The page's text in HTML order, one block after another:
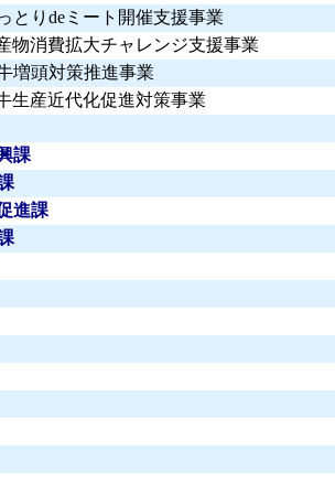
とりdeミート開催支援事業
物消費拡大チャレンジ支援事業
増頭対策推進事業
生産近代化促進対策事業
課
進課